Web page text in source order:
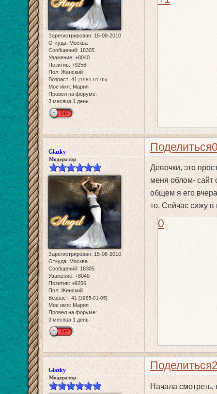
Зарегистрирован: 15-08-2010
Откуда: Москва
Сообщений: 18305
Уважение: +8040
Позитив: +9256
Пол: Женский
Возраст: 41 [1985-01-05]
Мое имя: Мария
Провел на форуме:
3 месяца 1 день
Поделиться
Glazky
Модератор
Зарегистрирован: 15-08-2010
Откуда: Москва
Сообщений: 18305
Уважение: +8040
Позитив: +9256
Пол: Женский
Возраст: 41 [1985-01-05]
Мое имя: Мария
Провел на форуме:
3 месяца 1 день
Девочки, это
меня облом- сайт
общем я его
то. Сейчас сижу
0
Поделиться
Glazky
Модератор
Начала